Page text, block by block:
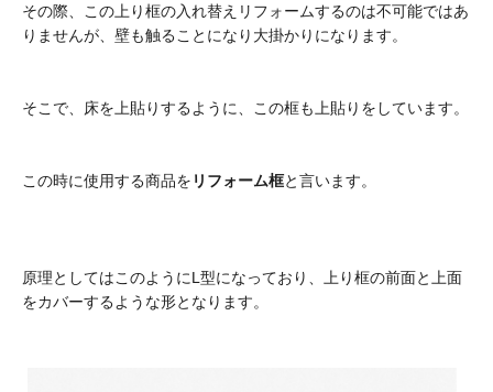
その際、この上り框の入れ替えリフォームするのは不可能ではあ
りませんが、壁も触ることになり大掛かりになります。
そこで、床を上貼りするように、この框も上貼りをしています。
この時に使用する商品を リフォーム框と言います。
原理としてはこのようにL型になっており、上り框の前面と上面
をカバーするような形となります。